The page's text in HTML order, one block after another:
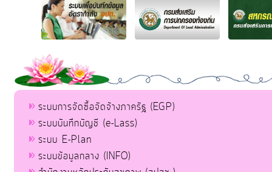
ระบบการจัดซื้อจัดจ้างภาครัฐ (EGP)
ระบบบันทึกบัญชี (e-Lass)
ระบบ E-Plan
ระบบข้อมูลกลาง (INFO)